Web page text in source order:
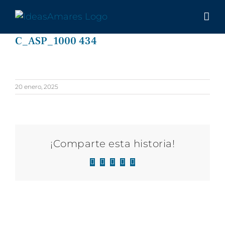
contenido
C_ASP_1000 434
20 enero, 2025
¡Comparte esta historia!
Facebook
X LinkedIn
WhatsApp
Correo